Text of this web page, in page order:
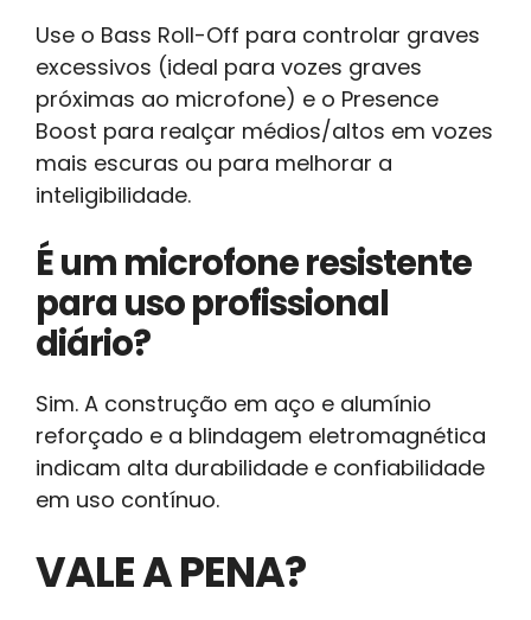
Use o Bass Roll-Off para controlar graves
excessivos (ideal para vozes graves
próximas ao microfone) e o Presence
Boost para realçar médios/altos em vozes
mais escuras ou para melhorar a
inteligibilidade.
É um microfone resistente
para uso profissional
diário?
Sim. A construção em aço e alumínio
reforçado e a blindagem eletromagnética
indicam alta durabilidade e confiabilidade
em uso contínuo.
VALE A PENA?